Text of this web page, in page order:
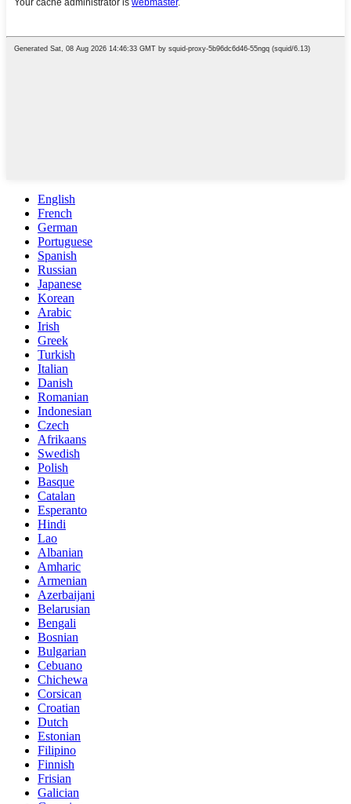
English
French
German
Portuguese
Spanish
Russian
Japanese
Korean
Arabic
Irish
Greek
Turkish
Italian
Danish
Romanian
Indonesian
Czech
Afrikaans
Swedish
Polish
Basque
Catalan
Esperanto
Hindi
Lao
Albanian
Amharic
Armenian
Azerbaijani
Belarusian
Bengali
Bosnian
Bulgarian
Cebuano
Chichewa
Corsican
Croatian
Dutch
Estonian
Filipino
Finnish
Frisian
Galician